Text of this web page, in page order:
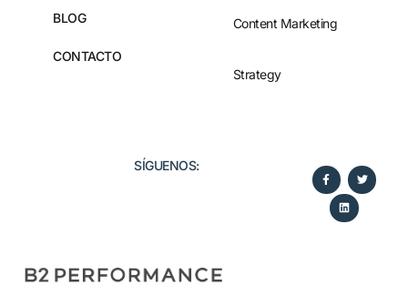
BLOG
CONTACTO
Content Marketing
Strategy
SÍGUENOS:​